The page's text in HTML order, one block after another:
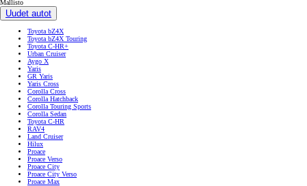
Mallisto
Uudet autot
Toyota bZ4X
Toyota bZ4X Touring
Toyota C-HR+
Urban Cruiser
Aygo X
Yaris
GR Yaris
Yaris Cross
Corolla Cross
Corolla Hatchback
Corolla Touring Sports
Corolla Sedan
Toyota C-HR
RAV4
Land Cruiser
Hilux
Proace
Proace Verso
Proace City
Proace City Verso
Proace Max